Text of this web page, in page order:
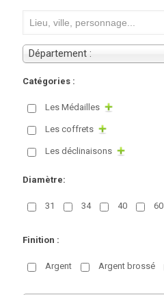
Département :
Catégories :
Les Médailles
Les coffrets
Les déclinaisons
Diamètre:
31 34 40 60
Finition :
Argent Argent brossé